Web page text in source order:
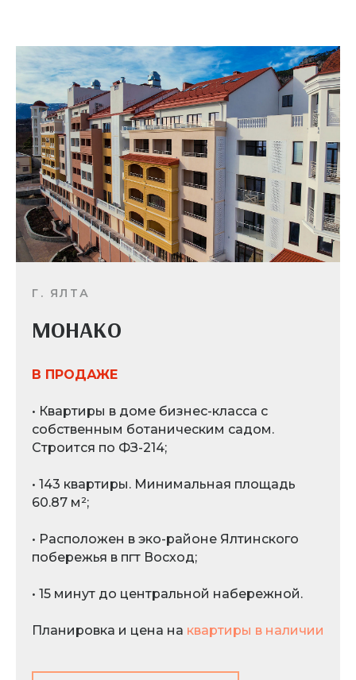
Г. ЯЛТА
МОНАКО
В ПРОДАЖЕ
• Квартиры в доме бизнес-класса с
собственным ботаническим садом.
Строится по ФЗ-214;
• 143 квартиры. Минимальная площадь
60.87 м²;
• Расположен в эко-районе Ялтинского
побережья в пгт Восход;
• 15 минут до центральной набережной.
Планировка и цена на квартиры в наличии